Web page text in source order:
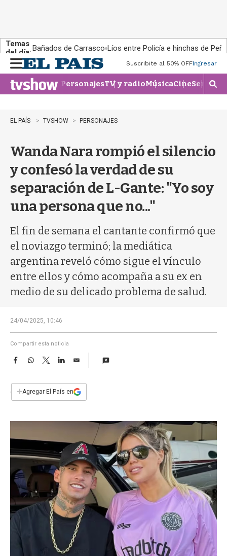
Temas
del día:Bañados de Carrasco Líos entre Policía e hinchas de
n
u
Suscribite al 50% OFFIngresar
PersonajesTV y radioMúsicaCineSeries
M
o
r
b
q
a
EL PAÍS TVSHOW PERSONAJES
Wanda Nara rompió el silencio
y confesó la verdad de su
separación de L-Gante: "Yo soy
una persona que no..."
El fin de semana el cantante confirmó que
el noviazgo terminó; la mediática
argentina reveló cómo sigue el vínculo
entre ellos y cómo acompaña a su ex en
medio de su delicado problema de salud.
24/04/2025, 10:46
Compartir esta noticia
F
e
b
W
s
T
w
t
L
E
i
l
+Agregar El País en